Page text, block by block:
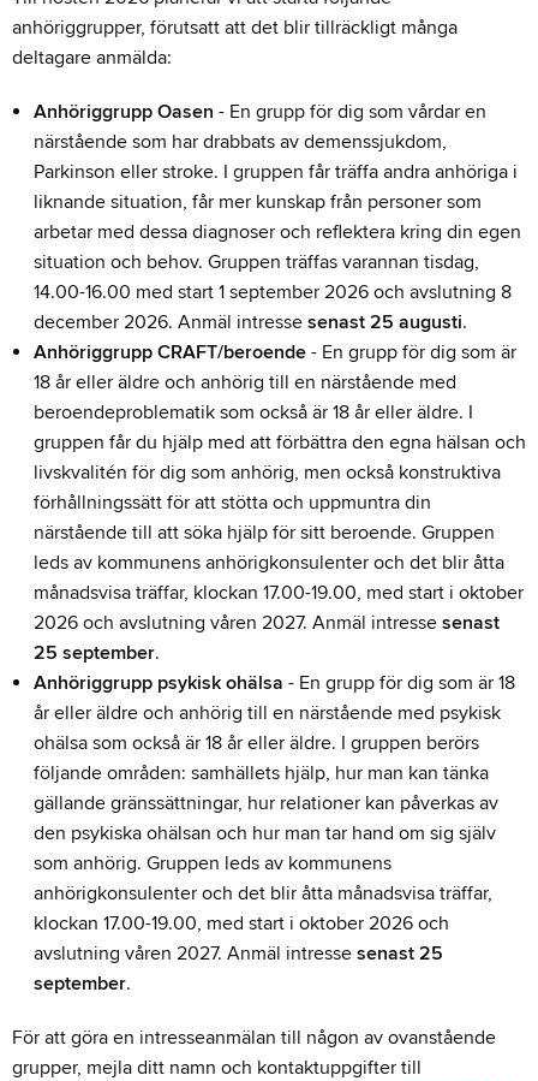
anhöriggrupper, förutsatt att det blir tillräckligt många
deltagare anmälda:
Anhöriggrupp Oasen - En grupp för dig som vårdar en
närstående som har drabbats av demenssjukdom,
Parkinson eller stroke. I gruppen får träffa andra anhöriga i
liknande situation, får mer kunskap från personer som
arbetar med dessa diagnoser och reflektera kring din egen
situation och behov. Gruppen träffas varannan tisdag,
14.00-16.00 med start 1 september 2026 och avslutning 8
december 2026. Anmäl intresse senast 25 augusti.
Anhöriggrupp CRAFT/beroende - En grupp för dig som är
18 år eller äldre och anhörig till en närstående med
beroendeproblematik som också är 18 år eller äldre. I
gruppen får du hjälp med att förbättra den egna hälsan och
livskvalitén för dig som anhörig, men också konstruktiva
förhållningssätt för att stötta och uppmuntra din
närstående till att söka hjälp för sitt beroende. Gruppen
leds av kommunens anhörigkonsulenter och det blir åtta
månadsvisa träffar, klockan 17.00-19.00, med start i oktober
2026 och avslutning våren 2027. Anmäl intresse senast
25 september.
Anhöriggrupp psykisk ohälsa - En grupp för dig som är 18
år eller äldre och anhörig till en närstående med psykisk
ohälsa som också är 18 år eller äldre. I gruppen berörs
följande områden: samhällets hjälp, hur man kan tänka
gällande gränssättningar, hur relationer kan påverkas av
den psykiska ohälsan och hur man tar hand om sig själv
som anhörig. Gruppen leds av kommunens
anhörigkonsulenter och det blir åtta månadsvisa träffar,
klockan 17.00-19.00, med start i oktober 2026 och
avslutning våren 2027. Anmäl intresse senast 25
september.
För att göra en intresseanmälan till någon av ovanstående
grupper, mejla ditt namn och kontaktuppgifter till